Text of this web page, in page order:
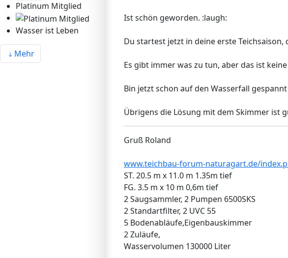
Platinum Mitglied
Wasser ist Leben
Mehr
Ist schön geworden. :laugh:
Du startest jetzt in deine erste
Es gibt immer was zu tun, aber das ist
Bin jetzt schon auf den Wasserfall
Übrigens die Lösung mit dem Skimmer ist
Gruß Roland
www.teichbau-forum-naturagart.de/
ST. 20.5 m x 11.0 m 1.35m tief
FG. 3.5 m x 10 m 0,6m tief
2 Saugsammler, 2 Pumpen 6500SKS
2 Standartfilter, 2 UVC 55
5 Bodenabläufe,Eigenbauskimmer
2 Zuläufe,
Wasservolumen 130000 Liter